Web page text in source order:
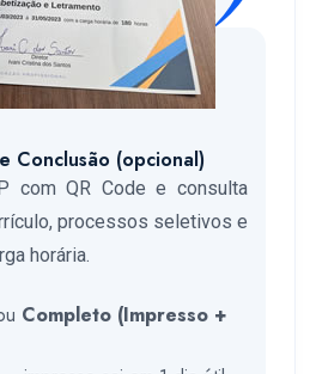
Conclusão (opcional)
com QR Code e consulta
processos seletivos e
horária.
Completo (Impresso +